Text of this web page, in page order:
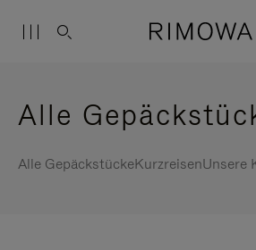
Alle
Alle GepäckstückeKurzreisenUnsere